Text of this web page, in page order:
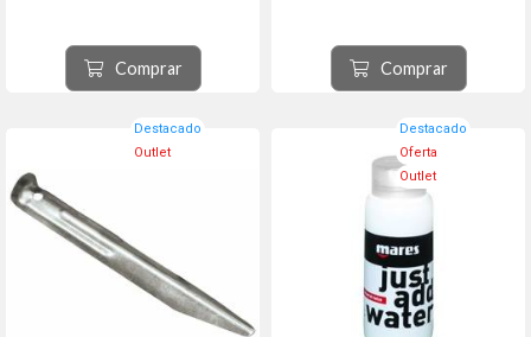
Comprar Comprar
Destacado
Outlet
Destacado
Oferta
Outlet